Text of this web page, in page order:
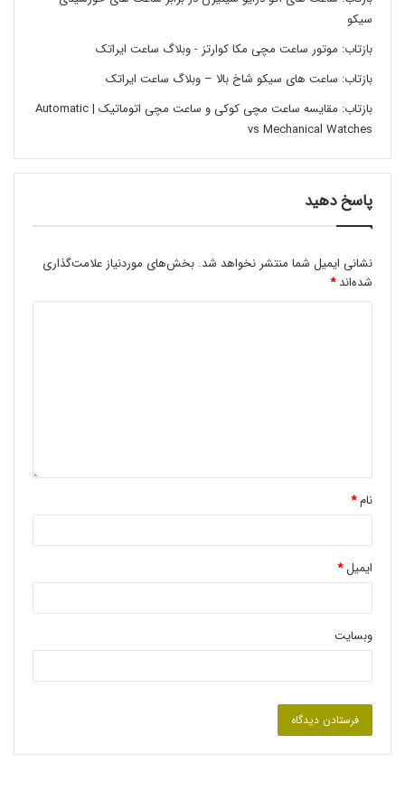
تفاوت دو مدل ساعت مکانیکی کوک
ذخیره کردن نیروی رانش (فشرده کردن
موتوری که به علت گرد و غبار از کار نیوفتد این مدل موتور
ساعت را ابداع نمود. تکنولوژی موتور تقویم سالیانه خودکار
Perpetual برند معتبر
موتورها را به سطح بالاتری ارتقا داد. تا به امروز فناوری
معاصر محسوب می گردد.
ساعت مچی کوارتزچیست؟
ساعت سازی ایجاد نمود. ساعت های باتری داری جریان الکتریکی را به
کریستال کوارتز می فرستند که باعث ایجاد لرزش هایی در کریستال
کوارتز گشته و این لرزش ها عقربه ها را می چرخاند. نشان بارز ساعت
سیکو
بازتاب: موتور ساعت مچی مکا کوارتز - وبلاگ ساعت ایراتک
بازتاب: ساعت های سیکو شاخ بالا – وبلاگ ساعت ایراتک
بازتاب:
مقایسه ساعت مچی کوکی و ساعت مچی اتوماتیک | Automatic
vs Mechanical Watches
پاسخ دهید
نشانی ایمیل شما منتشر نخواهد شد. بخش‌های موردنیاز علامت‌گذاری
شده‌اند*
نام*
ایمیل*
وبسایت